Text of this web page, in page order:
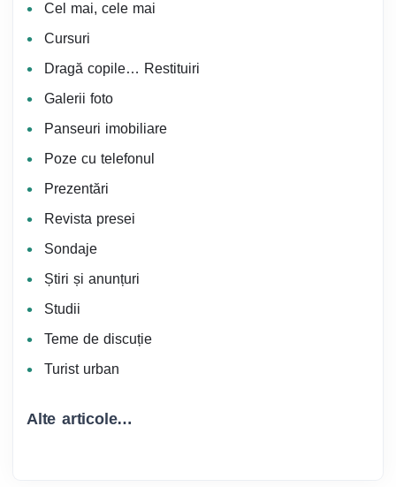
Cel mai, cele mai
Cursuri
Dragă copile… Restituiri
Galerii foto
Panseuri imobiliare
Poze cu telefonul
Prezentări
Revista presei
Sondaje
Știri și anunțuri
Studii
Teme de discuție
Turist urban
Alte articole…